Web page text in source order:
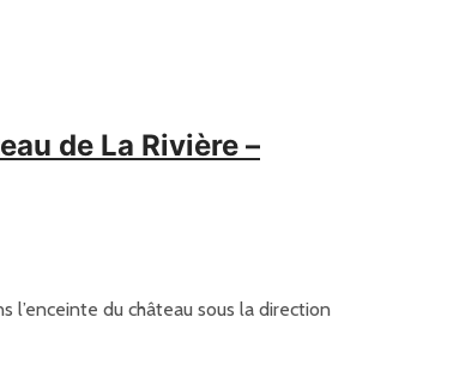
de La Rivière –
l’enceinte du château sous la direction